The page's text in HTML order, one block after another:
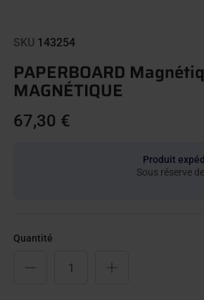
SKU 143254
PAPERBOARD
MAGNÉTIQUE
67,30 €
Produit
Sous réserve
Quantité